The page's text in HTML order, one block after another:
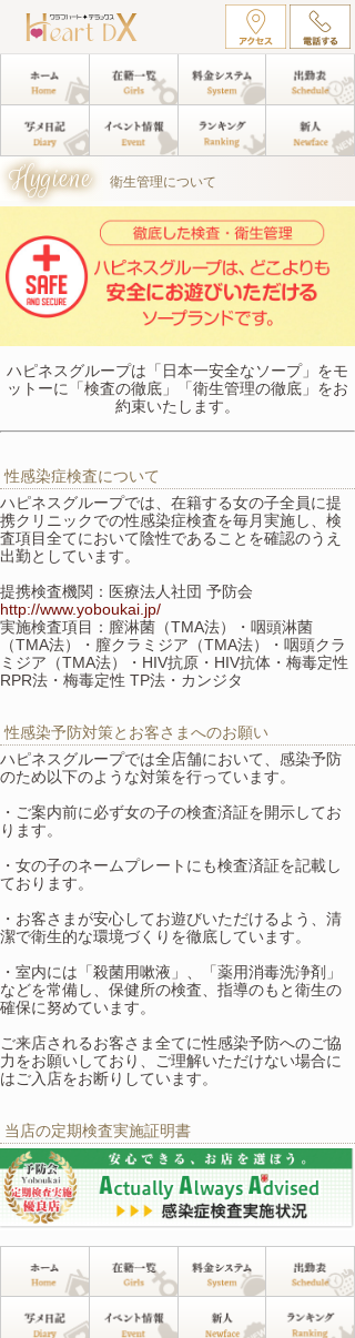
Hygiene 衛生管理について
ハピネスグループは「日本一安全なソープ」をモ
ットーに「検査の徹底」「衛生管理の徹底」をお
約束いたします。
性感染症検査について
ハピネスグループでは、在籍する女の子全員に提
携クリニックでの性感染症検査を毎月実施し、検
査項目全てにおいて陰性であることを確認のうえ
出勤としています。
提携検査機関：医療法人社団 予防会
http://www.yoboukai.jp/
実施検査項目：膣淋菌（TMA法）・咽頭淋菌
（TMA法）・膣クラミジア（TMA法）・咽頭クラ
ミジア（TMA法）・HIV抗原・HIV抗体・梅毒定性
RPR法・梅毒定性 TP法・カンジタ
性感染予防対策とお客さまへのお願い
ハピネスグループでは全店舗において、感染予防
のため以下のような対策を行っています。
・ご案内前に必ず女の子の検査済証を開示してお
ります。
・女の子のネームプレートにも検査済証を記載し
ております。
・お客さまが安心してお遊びいただけるよう、清
潔で衛生的な環境づくりを徹底しています。
・室内には「殺菌用嗽液」、「薬用消毒洗浄剤」
などを常備し、保健所の検査、指導のもと衛生の
確保に努めています。
ご来店されるお客さま全てに性感染予防へのご協
力をお願いしており、ご理解いただけない場合に
はご入店をお断りしています。
当店の定期検査実施証明書